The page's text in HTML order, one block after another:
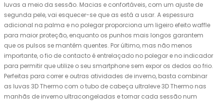
luvas a meio da sessão. Macias e confortáveis, com um ajuste de
segunda pele, vai esquecer-se que as está a usar. A espessura
adicional na palma e no polegar proporciona um ligeiro efeito waffle
para maior proteção, enquanto os punhos mais longos garantem
que os pulsos se mantêm quentes. Por último, mas não menos
importante, o fio de contacto é entrelaçado no polegar e no indicador
para permitir que utilize o seu smartphone sem expor os dedos ao frio.
Perfeitas para correr e outras atividades de inverno, basta combinar
as luvas 3D Thermo com o tubo de cabeça ultraleve 3D Thermo nas
manhãs de inverno ultracongeladas e tornar cada sessão num